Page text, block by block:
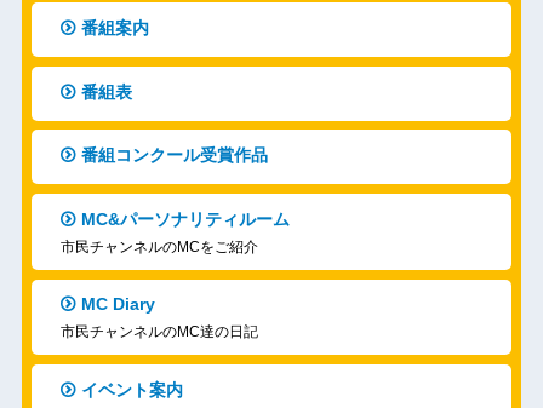
番組案内
番組表
番組コンクール受賞作品
MC&パーソナリティルーム
市民チャンネルのMCをご紹介
MC Diary
市民チャンネルのMC達の日記
イベント案内